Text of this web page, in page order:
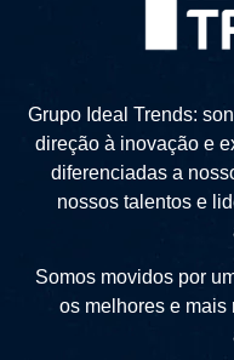
Grupo Ideal Trends:
direção à inovação e
diferenciadas a
nossos talentos e
Somos movidos por
os melhores e mais